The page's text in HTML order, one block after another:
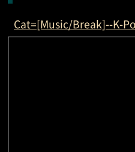
Cat=[Music/Break]--K-